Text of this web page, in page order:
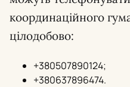
координаційного
цілодобово:
+380507890124;
+380637896474.